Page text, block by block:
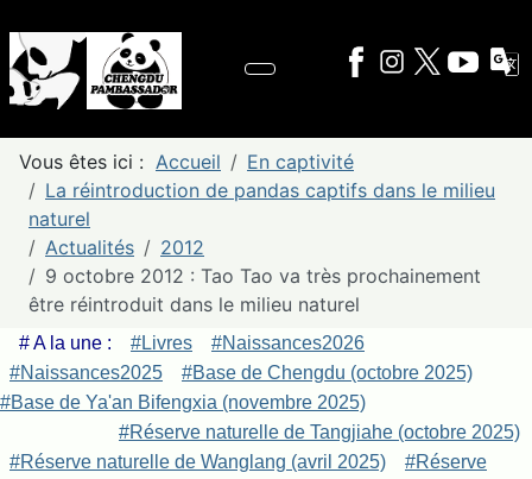
Vous êtes ici : Accueil
En captivité
La réintroduction de pandas captifs dans le milieu
naturel
Actualités
2012
9 octobre 2012 : Tao Tao va très prochainement
être réintroduit dans le milieu naturel
# A la une : #Livres
#Naissances2026
#Naissances2025
#Base de Chengdu (octobre 2025)
#Base de Ya'an Bifengxia (novembre 2025)
#Réserve naturelle de Tangjiahe (octobre 2025)
#Réserve naturelle de Wanglang (avril 2025)
#Réserve